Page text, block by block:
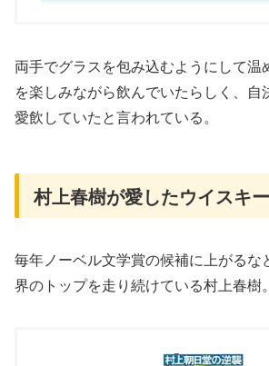
両手でグラスを包み込むようにして温
を楽しみながら飲んでいたらしく、自
愛飲していたと言われている。
村上春樹が愛したウイスキー
毎年ノーベル文学賞の候補に上がるな
界のトップを走り続けている村上春樹。